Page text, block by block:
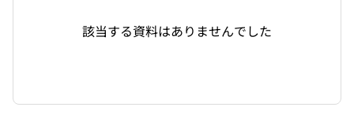
該当する資料はありませんでした